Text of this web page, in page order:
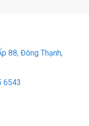
88, Đông Thạnh,
6543